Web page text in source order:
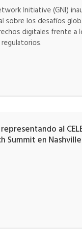
Initiative (GNI)
sobre los desafíos
digitales frente a
al
Summit en Nashville